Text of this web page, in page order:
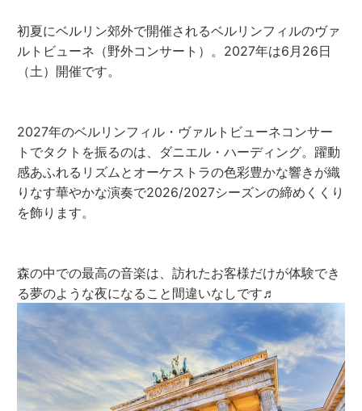
初夏にベルリン郊外で開催されるベルリンフィルのヴァ
ルトビューネ（野外コンサート）。2027年は6月26日
（土）開催です。
2027年のベルリンフィル・ヴァルトビューネコンサー
トでタクトを振るのは、ダニエル・ハーディング。躍動
感あふれるリズムとオーケストラの色彩豊かな響きが織
りなす華やかな演奏で2026/2027シーズンの締めくくり
を飾ります。
森の中での最高の音楽は、訪れたお客様だけが体験でき
る夢のような夜になること間違いなしです♬